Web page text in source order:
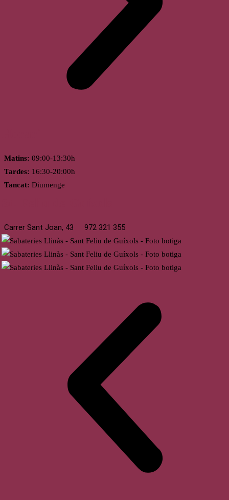
Matins: 09:00-13:30h
Tardes: 16:30-20:00h
Tancat: Diumenge
Carrer Sant Joan, 43 972 321 355